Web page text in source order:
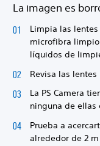
La imagen es
Limpia las lentes
microfibra limpio
líquidos de
Revisa las
La PS Camera
ninguna de ellas
Prueba a
alrededor de 2 m